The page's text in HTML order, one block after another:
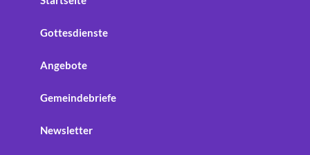
Gottesdienste
Angebote
Gemeindebriefe
Newsletter